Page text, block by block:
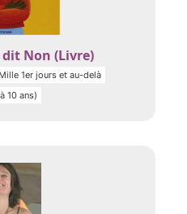
Non (Livre)
1er jours et au-delà
10 ans)